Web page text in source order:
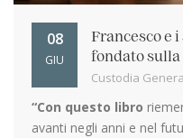
08
GIU
Francesco e
fondato sulla
Custodia
“Con questo libro
avanti negli anni e nel